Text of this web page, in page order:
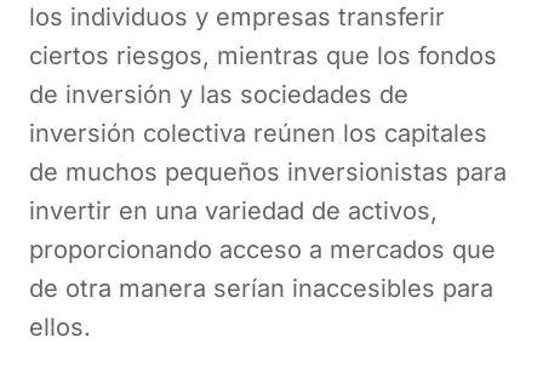
los individuos y empresas transferir
ciertos riesgos, mientras que los fondos
de inversión y las sociedades de
inversión colectiva reúnen los capitales
de muchos pequeños inversionistas para
invertir en una variedad de activos,
proporcionando acceso a mercados que
de otra manera serían inaccesibles para
ellos.